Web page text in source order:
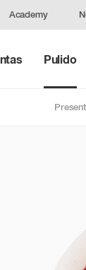
Academy
Pulido